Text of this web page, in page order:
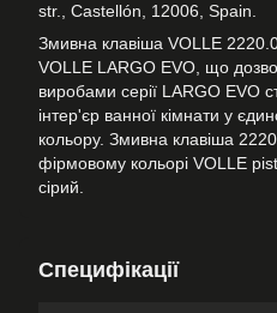
str., Castellón, 12006, Spain.
Змивна клавіша VOLLE
VOLLE LARGO EVO, що
виробами серії LARGO EVO
інтер'єр ванної кімнати у
кольору. Змивна клавіша
фірмовому кольорі VOLLE
сірий.
Специфікації